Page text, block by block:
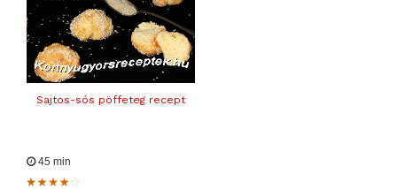
Sajtos-sós pöffeteg recept
45 min